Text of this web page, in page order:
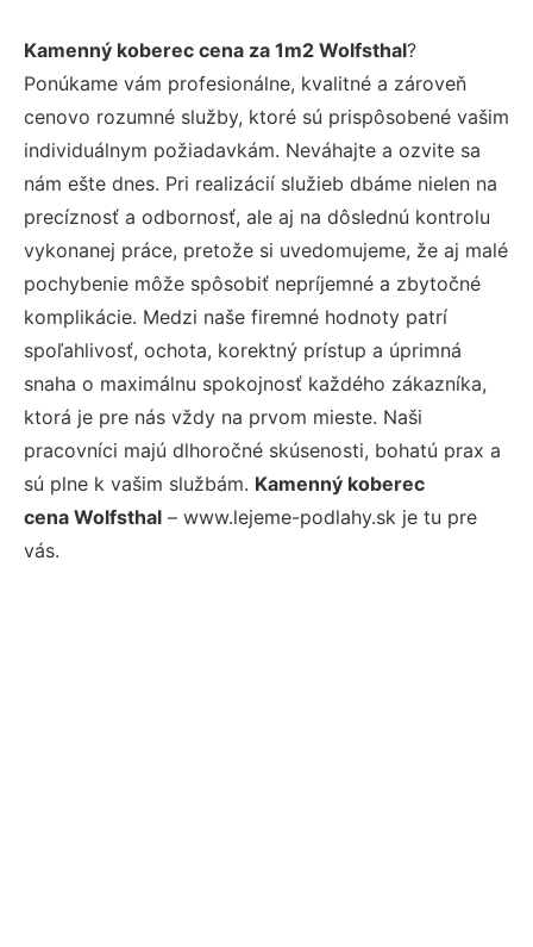
Kamenný koberec cena za 1m2 Wolfsthal?
Ponúkame vám profesionálne, kvalitné a zároveň
cenovo rozumné služby, ktoré sú prispôsobené vašim
individuálnym požiadavkám. Neváhajte a ozvite sa
nám ešte dnes. Pri realizácií služieb dbáme nielen na
precíznosť a odbornosť, ale aj na dôslednú kontrolu
vykonanej práce, pretože si uvedomujeme, že aj malé
pochybenie môže spôsobiť nepríjemné a zbytočné
komplikácie. Medzi naše firemné hodnoty patrí
spoľahlivosť, ochota, korektný prístup a úprimná
snaha o maximálnu spokojnosť každého zákazníka,
ktorá je pre nás vždy na prvom mieste. Naši
pracovníci majú dlhoročné skúsenosti, bohatú prax a
sú plne k vašim službám. Kamenný koberec
cena Wolfsthal – www.lejeme-podlahy.sk je tu pre
vás.